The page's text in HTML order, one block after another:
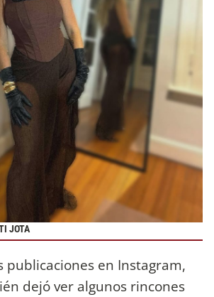
JOTA
publicaciones en Instagram,
dejó ver algunos rincones